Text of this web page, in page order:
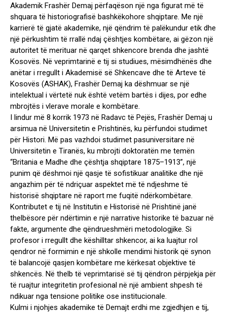
Akademik Frashër Demaj përfaqëson një nga figurat më të
shquara të historiografisë bashkëkohore shqiptare. Me një
karrierë të gjatë akademike, një qëndrim të palëkundur etik dhe
një përkushtim të rrallë ndaj çështjes kombëtare, ai gëzon një
autoritet të merituar në qarqet shkencore brenda dhe jashtë
Kosovës. Në veprimtarinë e tij si studiues, mësimdhënës dhe
anëtar i rregullt i Akademisë së Shkencave dhe të Arteve të
Kosovës (ASHAK), Frashër Demaj ka dëshmuar se një
intelektual i vërtetë nuk është vetëm bartës i dijes, por edhe
mbrojtës i vlerave morale e kombëtare.
I lindur më 8 korrik 1973 në Radavc të Pejës, Frashër Demaj u
arsimua në Universitetin e Prishtinës, ku përfundoi studimet
për Histori. Më pas vazhdoi studimet pasuniversitare në
Universitetin e Tiranës, ku mbrojti doktoratën me temën
“Britania e Madhe dhe çështja shqiptare 1875–1913”, një
punim që dëshmoi një qasje të sofistikuar analitike dhe një
angazhim për të ndriçuar aspektet më të ndjeshme të
historisë shqiptare në raport me fuqitë ndërkombëtare.
Kontributet e tij në Institutin e Historisë në Prishtinë janë
thelbësore për ndërtimin e një narrative historike të bazuar në
fakte, argumente dhe qëndrueshmëri metodologjike. Si
profesor i rregullt dhe këshilltar shkencor, ai ka luajtur rol
qendror në formimin e një shkolle mendimi historik që synon
të balancojë qasjen kombëtare me kërkesat objektive të
shkencës. Në thelb të veprimtarisë së tij qëndron përpjekja për
të ruajtur integritetin profesional në një ambient shpesh të
ndikuar nga tensione politike ose institucionale.
Kulmi i njohjes akademike të Demajt erdhi me zgjedhjen e tij,